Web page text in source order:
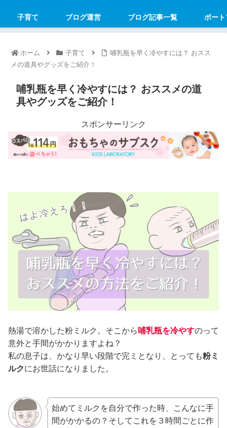
子育て ブログ運営 ブログ記事一覧 ポー
ホーム 子育て
哺乳瓶を早く冷やすには？ おスス
メの道具やグッズをご紹介！
哺乳瓶を早く冷やすには？ おススメの道
具やグッズをご紹介！
スポンサーリンク
熱湯で溶かした粉ミルク。そこから 哺乳瓶を冷やすのって
意外と手間がかかりますよね？
私の息子は、かなり早い段階で完ミとなり、とっても粉ミ
ルクにお世話になりました。
始めてミルクを自分で作った時、こんなに手
間がかかるの？そしてこれを３時間ごとに作